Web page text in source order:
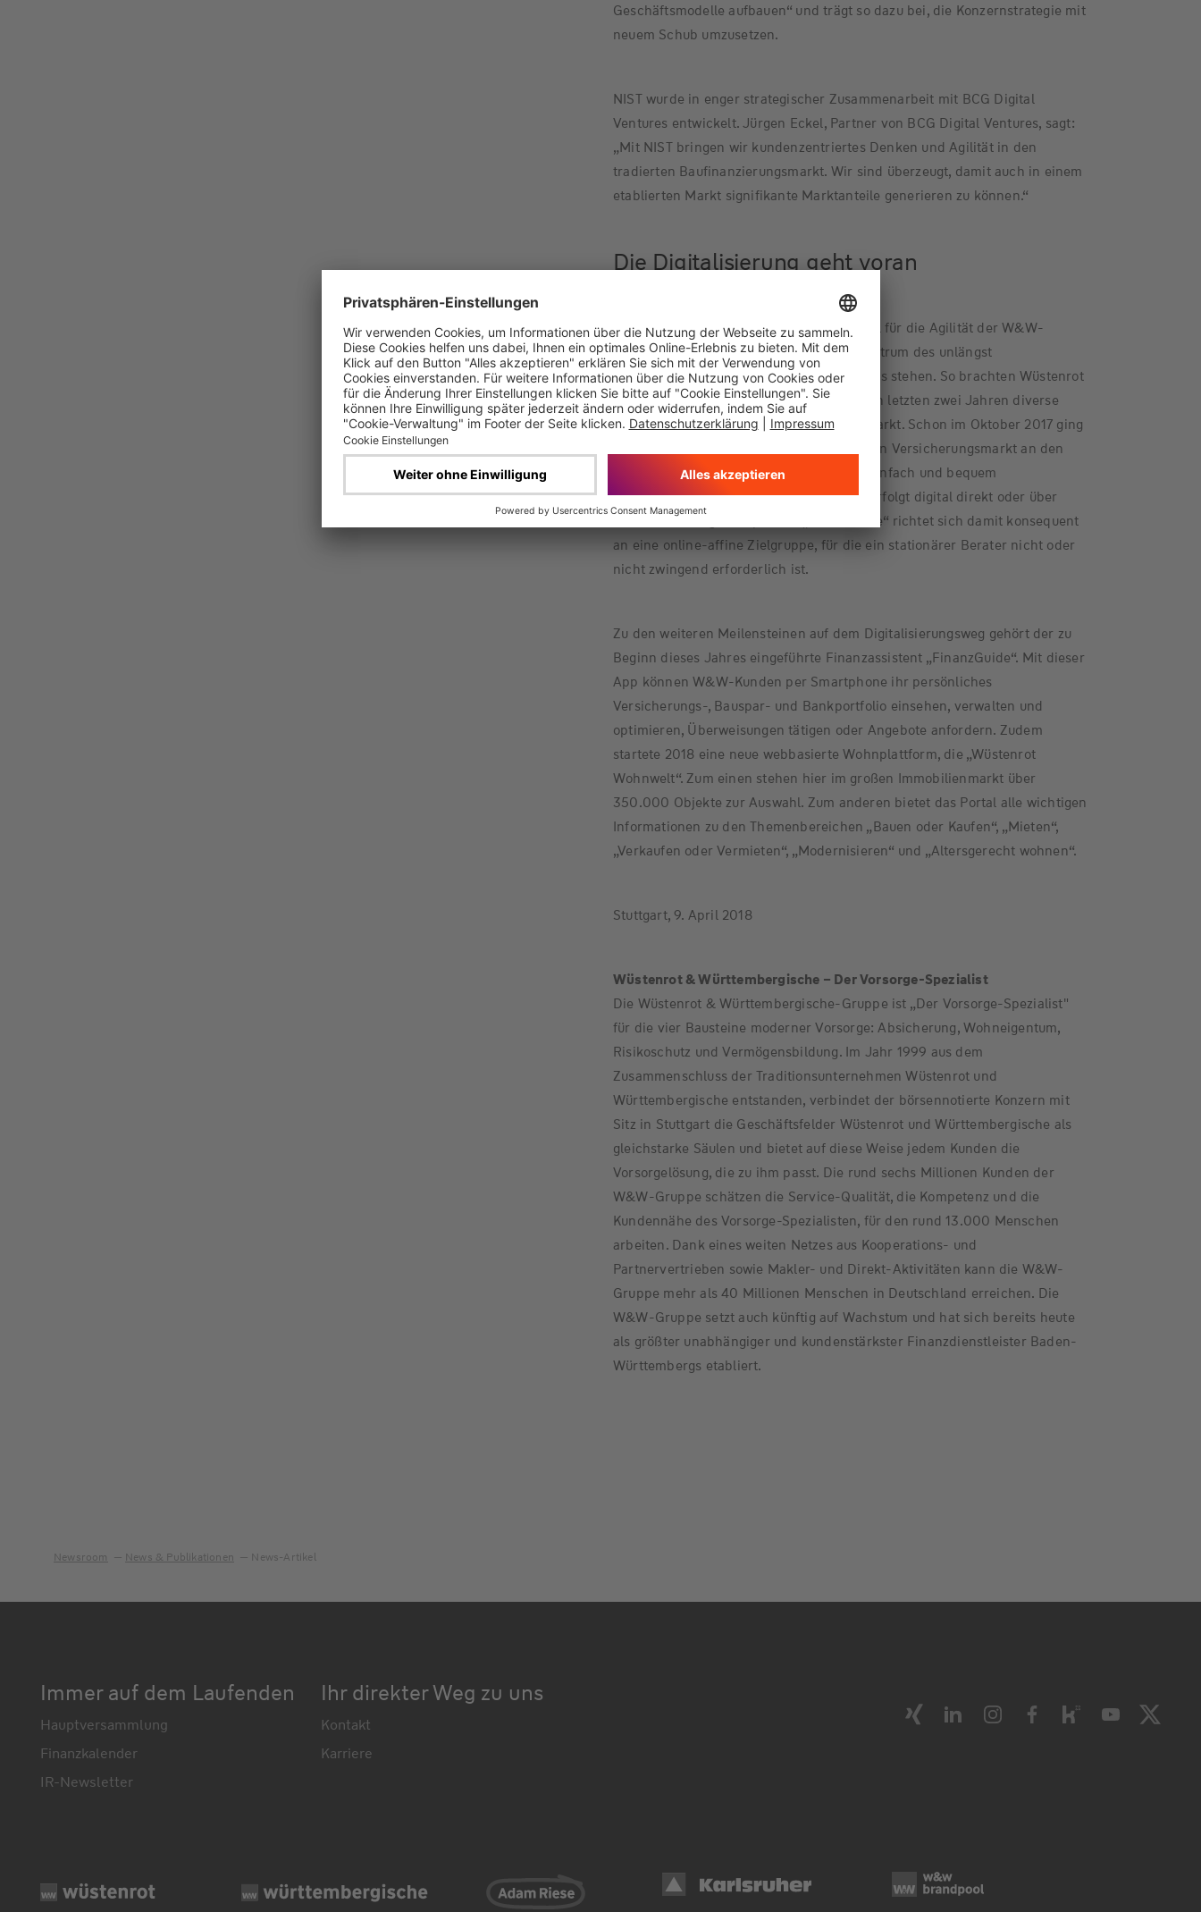
Geschäftsmodelle aufbauen“ und trägt so dazu bei, die Konzernstrategie mit
neuem Schub umzusetzen.
NIST wurde in enger strategischer Zusammenarbeit mit BCG Digital
Ventures entwickelt. Jürgen Eckel, Partner von BCG Digital Ventures, sagt:
„Mit NIST bringen wir kundenzentriertes Denken und Agilität in den
tradierten Baufinanzierungsmarkt. Wir sind überzeugt, damit auch in einem
etablierten Markt signifikante Marktanteile generieren zu können.“
Die Digitalisierung geht voran
Der Start von NIST ist ein weiteres Beispiel für die Agilität der W&W-
Gruppe bei digitalen Initiativen, die im Zentrum des unlängst
bekanntgegebenen Investitionsprogrammes stehen. So brachten Wüstenrot
und die Württembergische vor allem in den letzten zwei Jahren diverse
Online-Angebote und -Services auf den Markt. Schon im Oktober 2017 ging
die neue Digitalmarke „Adam Riese“ für den Versicherungsmarkt an den
Start. Kunden können über die Plattform einfach und bequem
Basisprodukte abschließen. Der Vertrieb erfolgt digital direkt oder über
Makler und Vergleichsportale. „Adam Riese“ richtet sich damit konsequent
an eine online-affine Zielgruppe, für die ein stationärer Berater nicht oder
nicht zwingend erforderlich ist.
Zu den weiteren Meilensteinen auf dem Digitalisierungsweg gehört der zu
Beginn dieses Jahres eingeführte Finanzassistent „FinanzGuide“. Mit dieser
App können W&W-Kunden per Smartphone ihr persönliches
Versicherungs-, Bauspar- und Bankportfolio einsehen, verwalten und
optimieren, Überweisungen tätigen oder Angebote anfordern. Zudem
startete 2018 eine neue webbasierte Wohnplattform, die „Wüstenrot
Wohnwelt“. Zum einen stehen hier im großen Immobilienmarkt über
350.000 Objekte zur Auswahl. Zum anderen bietet das Portal alle wichtigen
Informationen zu den Themenbereichen „Bauen oder Kaufen“, „Mieten“,
„Verkaufen oder Vermieten“, „Modernisieren“ und „Altersgerecht wohnen“.
Stuttgart, 9. April 2018
Wüstenrot & Württembergische – Der Vorsorge-Spezialist
Die Wüstenrot & Württembergische-Gruppe ist „Der Vorsorge-Spezialist"
für die vier Bausteine moderner Vorsorge: Absicherung, Wohneigentum,
Risikoschutz und Vermögensbildung. Im Jahr 1999 aus dem
Zusammenschluss der Traditionsunternehmen Wüstenrot und
Württembergische entstanden, verbindet der börsennotierte Konzern mit
Sitz in Stuttgart die Geschäftsfelder Wüstenrot und Württembergische als
gleichstarke Säulen und bietet auf diese Weise jedem Kunden die
Vorsorgelösung, die zu ihm passt. Die rund sechs Millionen Kunden der
W&W-Gruppe schätzen die Service-Qualität, die Kompetenz und die
Kundennähe des Vorsorge-Spezialisten, für den rund 13.000 Menschen
arbeiten. Dank eines weiten Netzes aus Kooperations- und
Partnervertrieben sowie Makler- und Direkt-Aktivitäten kann die W&W-
Gruppe mehr als 40 Millionen Menschen in Deutschland erreichen. Die
W&W-Gruppe setzt auch künftig auf Wachstum und hat sich bereits heute
als größter unabhängiger und kundenstärkster Finanzdienstleister Baden-
Württembergs etabliert.
Newsroom News & Publikationen News-Artikel
Immer auf dem Laufenden
Hauptversammlung
Finanzkalender
IR-Newsletter
Ihr direkter Weg zu uns
Kontakt
Karriere